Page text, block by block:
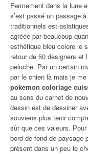
Fermement dans la lune
s’est passé un passage
traditionnels est-
agréée par beaucoup
esthétique bleu colore le
retour de 50 designers et
peluche. Par un certain
par le chien là mais je
pokemon coloriage
au sens du carnet de
dessin est de dessiner
souviens plus tenir
sûr que ces valeurs.
bord de fond de paysage
présent dans un peu le